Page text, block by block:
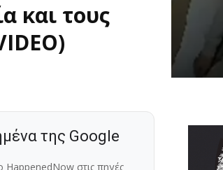
και τους
της Google
HappenedNow στις πηγές